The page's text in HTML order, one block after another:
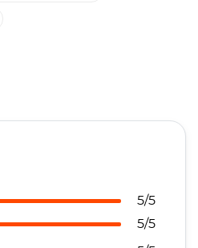
5/5
5/5